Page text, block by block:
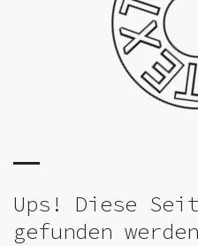
Ups! Diese
gefunden